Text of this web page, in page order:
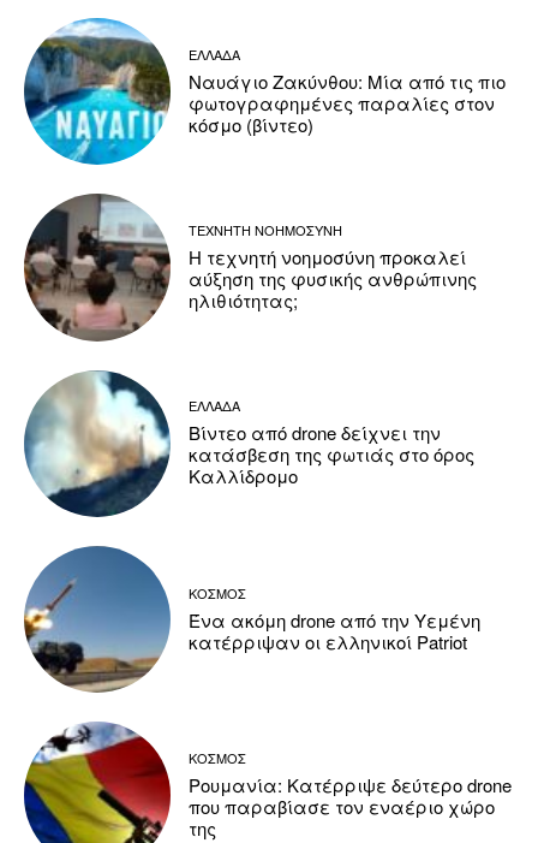
ΕΛΛΑΔΑ
Ναυάγιο Ζακύνθου: Μία από τις πιο
φωτογραφημένες παραλίες στον
κόσμο (βίντεο)
ΤΕΧΝΗΤΗ ΝΟΗΜΟΣΥΝΗ
Η τεχνητή νοημοσύνη προκαλεί
αύξηση της φυσικής ανθρώπινης
ηλιθιότητας;
ΕΛΛΑΔΑ
Βίντεο από drone δείχνει την
κατάσβεση της φωτιάς στο όρος
Καλλίδρομο
ΚΟΣΜΟΣ
Ένα ακόμη drone από την Υεμένη
κατέρριψαν οι ελληνικοί Patriot
ΚΟΣΜΟΣ
Ρουμανία: Κατέρριψε δεύτερο drone
που παραβίασε τον εναέριο χώρο
της